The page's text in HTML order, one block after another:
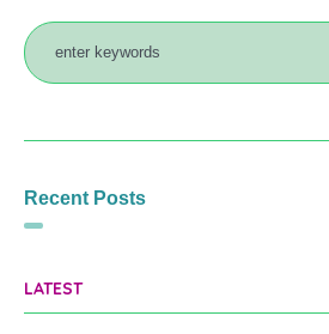
Recent Posts
LATEST